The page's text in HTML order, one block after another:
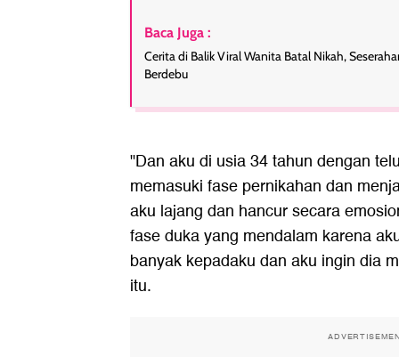
Baca Juga :
Cerita di Balik Viral Wanita Batal Nikah,
Berdebu
"Dan aku di usia 34 tahun dengan
memasuki fase pernikahan dan
aku lajang dan hancur secara
fase duka yang mendalam karena
banyak kepadaku dan aku ingin dia
itu.